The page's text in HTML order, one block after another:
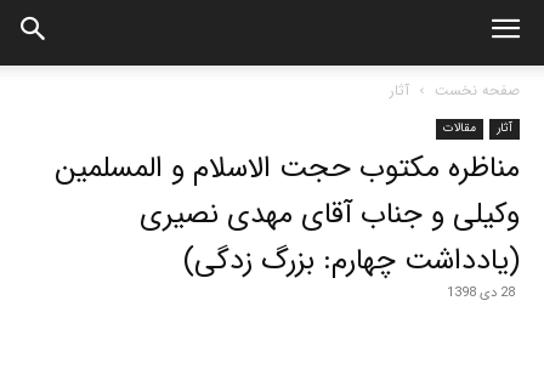
صفحه نخست آثار
آثار مقالات
مناظره مکتوب حجت الاسلام و المسلمین
وکیلی و جناب آقای مهدی نصیری
(یادداشت چهارم: بزرگ زدگی)
28 دی 1398